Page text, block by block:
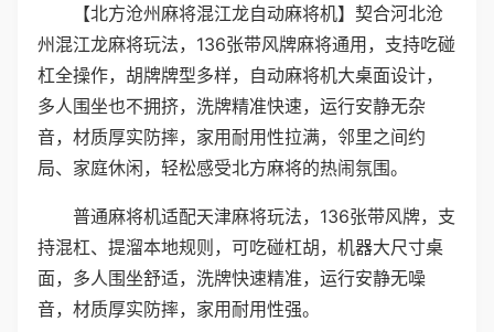
【北方沧州麻将混江龙自动麻将机】契合河北沧
州混江龙麻将玩法，136张带风牌麻将通用，支持吃碰
杠全操作，胡牌牌型多样，自动麻将机大桌面设计，
多人围坐也不拥挤，洗牌精准快速，运行安静无杂
音，材质厚实防摔，家用耐用性拉满，邻里之间约
局、家庭休闲，轻松感受北方麻将的热闹氛围。
普通麻将机适配天津麻将玩法，136张带风牌，支
持混杠、提溜本地规则，可吃碰杠胡，机器大尺寸桌
面，多人围坐舒适，洗牌快速精准，运行安静无噪
音，材质厚实防摔，家用耐用性强。